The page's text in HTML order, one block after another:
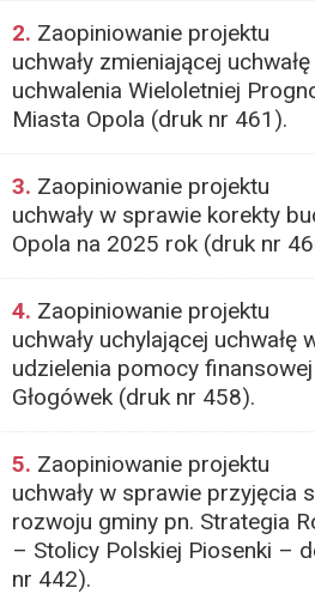
2. Zaopiniowanie projektu
uchwały zmieniającej
uchwalenia Wieloletniej
Miasta Opola (druk nr 461).
3. Zaopiniowanie projektu
uchwały w sprawie korekty
Opola na 2025 rok (druk nr
4. Zaopiniowanie projektu
uchwały uchylającej uchwałę
udzielenia pomocy
Głogówek (druk nr 458).
5. Zaopiniowanie projektu
uchwały w sprawie przyjęcia
rozwoju gminy pn. Strategia
– Stolicy Polskiej Piosenki –
nr 442).